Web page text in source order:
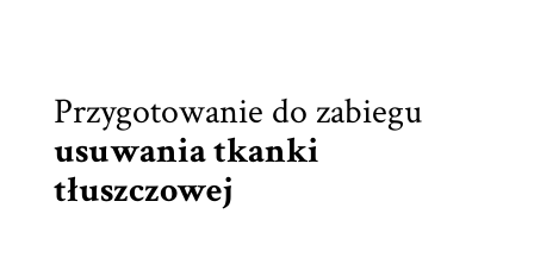
Przygotowanie do zabiegu
usuwania tkanki
tłuszczowej